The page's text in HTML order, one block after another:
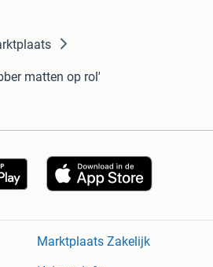
matten op rol'
Marktplaats Zakelijk